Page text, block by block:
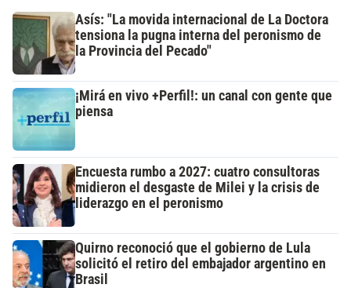
Asís: "La movida internacional de La Doctora
tensiona la pugna interna del peronismo de
la Provincia del Pecado"
¡Mirá en vivo +Perfil!: un canal con gente que
piensa
Encuesta rumbo a 2027: cuatro consultoras
midieron el desgaste de Milei y la crisis de
liderazgo en el peronismo
Quirno reconoció que el gobierno de Lula
solicitó el retiro del embajador argentino en
Brasil